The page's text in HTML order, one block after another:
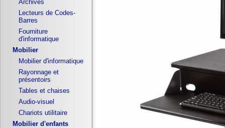
Archives
Lecteurs de Codes-
Barres
Fourniture
d'informatique
Mobilier
Mobilier d'informatique
Rayonnage et
présentoirs
Tables et chaises
Audio-visuel
Chariots utilitaire
Mobilier d'enfants